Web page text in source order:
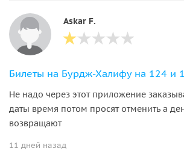
Askar F.
Билеты на Бурдж-Халифу на 124 и
Не надо через этот приложение
даты время потом просят отменить а
возвращают
11 дней назад